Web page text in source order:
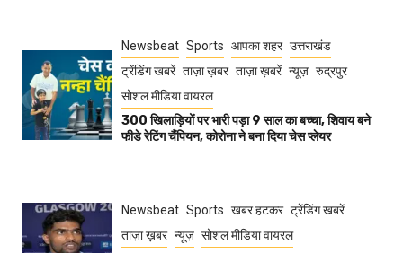
Newsbeat Sports आपका शहर उत्तराखंड
ट्रेंडिंग खबरें ताज़ा ख़बर ताज़ा ख़बरें न्यूज़ रुद्रपुर
सोशल मीडिया वायरल
300 खिलाड़ियों पर भारी पड़ा 9 साल का बच्चा, शिवाय बने
फीडे रेटिंग चैंपियन, कोरोना ने बना दिया चेस प्लेयर
Newsbeat Sports खबर हटकर ट्रेंडिंग खबरें
ताज़ा ख़बर न्यूज़ सोशल मीडिया वायरल